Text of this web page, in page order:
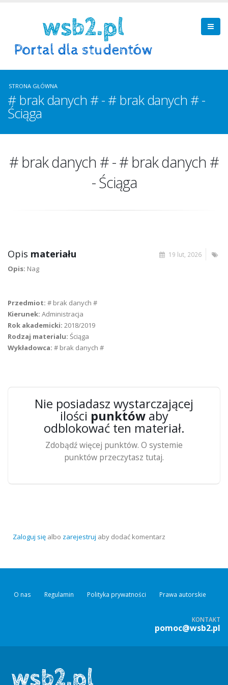
STRONA GŁÓWNA
# brak danych # - # brak danych # -
Ściąga
# brak danych # - # brak danych #
- Ściąga
19 lut, 2026
Opis materiału
Opis: Nag
Przedmiot: # brak danych #
Kierunek: Administracja
Rok akademicki: 2018/2019
Rodzaj materialu: Ściąga
Wykładowca: # brak danych #
Nie posiadasz wystarczającej
ilości punktówaby
odblokować ten materiał.
Zdobądź więcej punktów. O systemie
punktów przeczytasz tutaj.
Zaloguj się albo zarejestruj aby dodać komentarz
O nas Regulamin Polityka prywatności Prawa autorskie
KONTAKT
pomoc@wsb2.pl